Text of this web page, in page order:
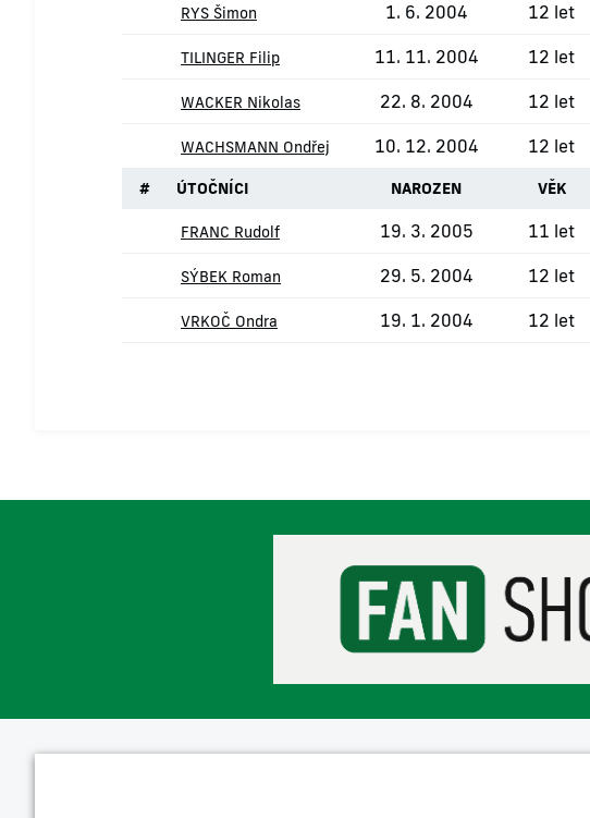
RYS Šimon 1. 6. 2004 12 let
TILINGER Filip 11. 11. 2004 12 let
WACKER Nikolas 22. 8. 2004 12 let
WACHSMANN Ondřej 10. 12. 2004 12 let
# ÚTOČNÍCI NAROZEN VĚK
FRANC Rudolf 19. 3. 2005 11 let
SÝBEK Roman 29. 5. 2004 12 let
VRKOČ Ondra 19. 1. 2004 12 let